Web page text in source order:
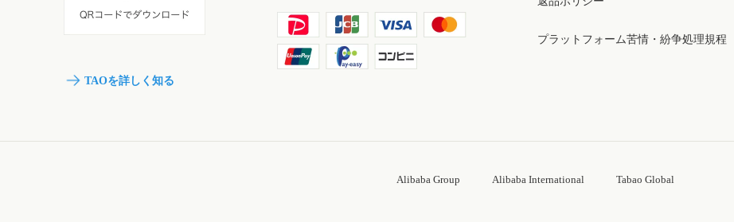
TAOを詳しく知る
プラットフォーム苦情・紛争処理規程
Alibaba Group Alibaba International Tabao Global